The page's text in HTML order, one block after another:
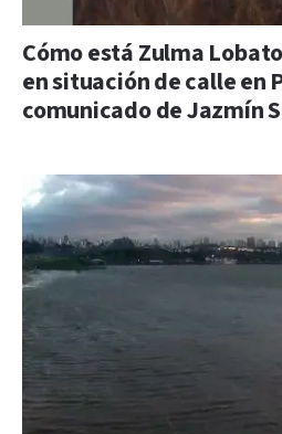
Cómo está Zulma
en situación de calle en
comunicado de Jazmín